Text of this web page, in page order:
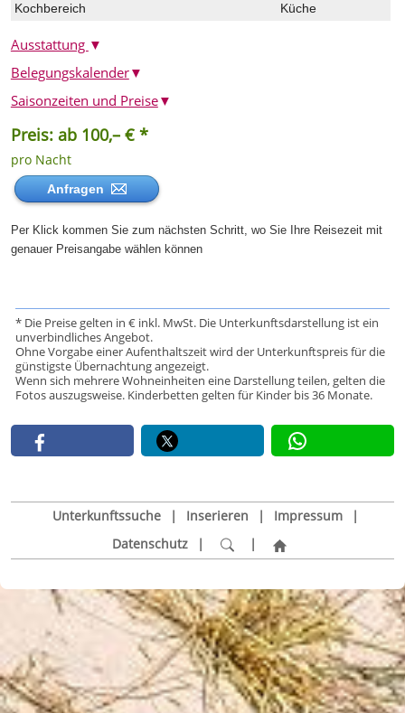
Kochbereich
Küche
Ausstattung ▼
Preis: ab 100,– € *
pro Nacht
Anfragen
Per Klick kommen Sie zum nächsten Schritt, wo Sie Ihre Reisezeit mit
genauer Preisangabe wählen können
Belegungskalender▼
Saisonzeiten und Preise▼
* Die Preise gelten in € inkl. MwSt. Die Unterkunftsdarstellung ist ein
unverbindliches Angebot.
Ohne Vorgabe einer Aufenthaltszeit wird der Unterkunftspreis für die
günstigste Übernachtung angezeigt.
Wenn sich mehrere Wohneinheiten eine Darstellung teilen, gelten die
Fotos auszugsweise. Kinderbetten gelten für Kinder bis 36 Monate.
Unterkunftssuche | Inserieren | Impressum
|
Datenschutz
| |